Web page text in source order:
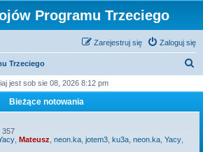
Programu Trzeciego
Zaloguj się
Zarejestruj się
Trzeciego
k
jest sob sie 08, 2026 8:12 pm
Bieżące notowania
357
Mateusz neon.ka jotem3 ku3a neon.ka Yacy